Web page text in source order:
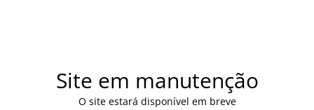
Site em manutenção
O site estará disponível em breve